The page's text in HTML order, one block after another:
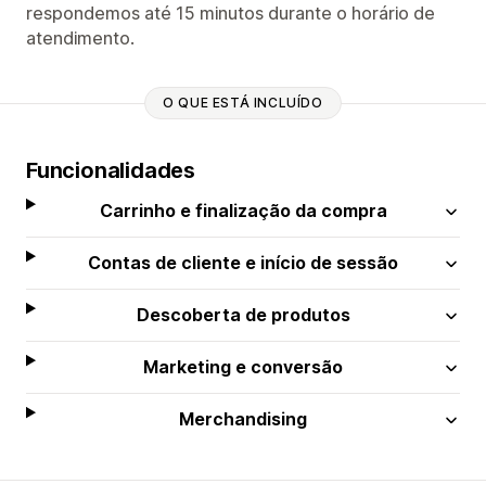
respondemos até 15 minutos durante o horário de
atendimento.
O QUE ESTÁ INCLUÍDO
Funcionalidades
Carrinho e finalização da compra
Contas de cliente e início de sessão
Descoberta de produtos
Marketing e conversão
Merchandising